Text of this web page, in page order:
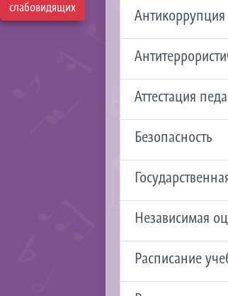
слабовидящих
Антикоррупция
Аттестация
Безопасность
Независимая
Расписание